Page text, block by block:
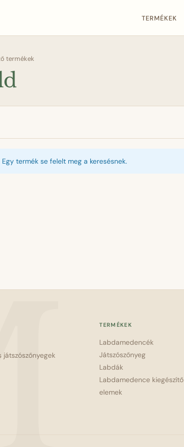
TERMÉKEK
termékek
Egy termék se felelt meg a keresésnek.
TERMÉKEK
Labdamedencék
Játszószőnyeg
Labdák
Labdamedence kiegészítő
elemek